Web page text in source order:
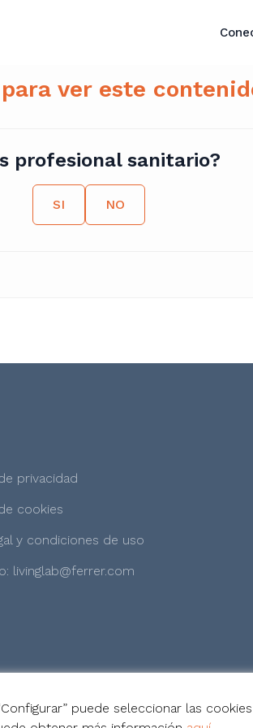
ver este
profesional sanitario?
SI NO
privacidad
cookies
y condiciones de uso
livinglab@ferrer.com
puede seleccionar las